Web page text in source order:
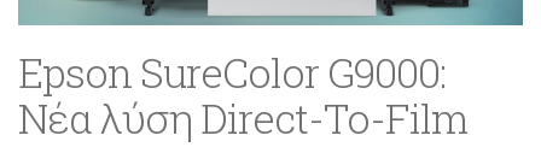
Epson SureColor G9000:
Νέα λύση Direct-To-Film